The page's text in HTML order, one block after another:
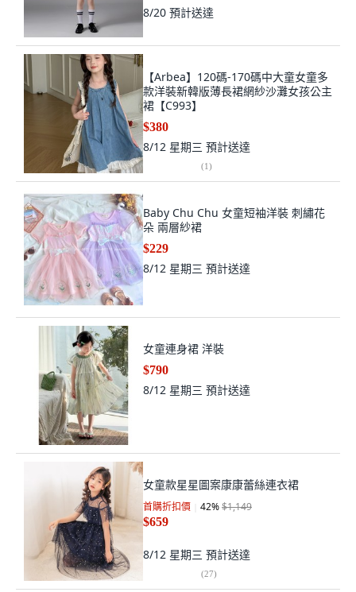
8/20 預計送達
【Arbea】120碼-170碼中大童女童多
款洋裝新韓版薄長裙網紗沙灘女孩公主
裙【C993】
$380
8/12 星期三 預計送達
(1)
Baby Chu Chu 女童短袖洋裝 刺繡花
朵 兩層紗裙
$229
8/12 星期三 預計送達
女童連身裙 洋裝
$790
8/12 星期三 預計送達
女童款星星圖案康康蕾絲連衣裙
首購折扣價 42%$1,149
$659
8/12 星期三 預計送達
(27)